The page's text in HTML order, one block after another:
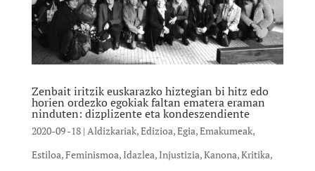
Zenbait iritzik euskarazko hiztegian bi hitz edo
horien ordezko egokiak faltan ematera eraman
ninduten: dizplizente eta kondeszendiente
2020-09 -18| Aldizkariak,Edizioa,Egia,Emakumeak,
Estiloa,Feminismoa,Idazlea,Injustizia,Kanona,Kritika,